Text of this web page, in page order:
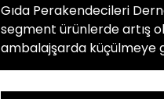
Gıda Perakendecileri
segment ürünlerde artış
ambalajşarda küçülmeye